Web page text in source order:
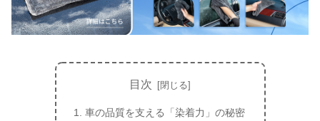
目次
車の品質を支える「染着力」の秘密